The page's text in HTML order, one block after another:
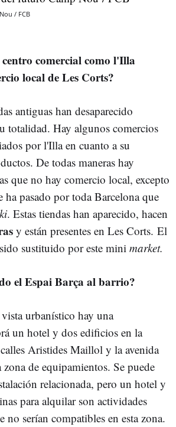
/ FCB
comercial como l'Illa
local de Les Corts?
antiguas han desaparecido
totalidad. Hay algunos comercios
por l'Illa en cuanto a su
De todas maneras hay
que no hay comercio local, excepto
ha pasado por toda Barcelona que
. Estas tiendas han aparecido, hacen
y están presentes en Les Corts. El
sustituido por este mini market.
el Espai Barça al barrio?
urbanístico hay una
un hotel y dos edificios en la
Aristides Maillol y la avenida
de equipamientos. Se puede
relacionada, pero un hotel y
para alquilar son actividades
no serían compatibles en esta zona.